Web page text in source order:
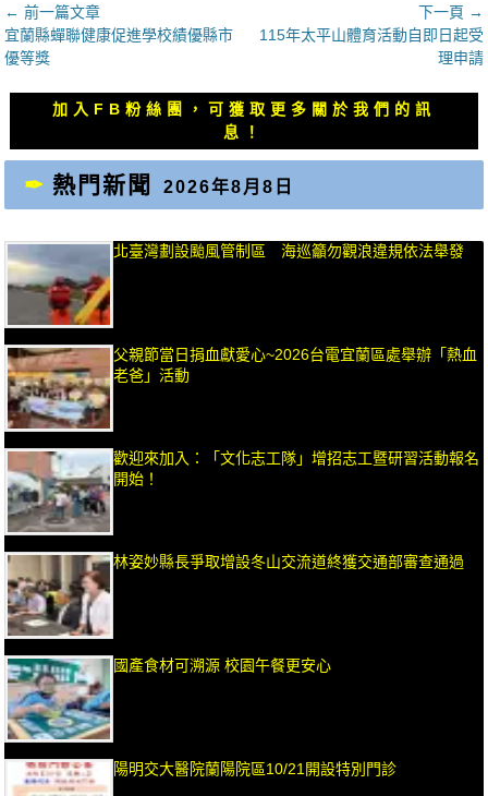
文
章
導
覽
← 前一篇文章
上
一
宜蘭縣蟬聯健康促進學校績優縣市
優等獎
下一頁 →
文
章：
115年太平山體育活動自即日起受
理申請
加入FB粉絲團，可獲取更多關於我們的訊
息！
熱門新聞 2026年8月8日
北臺灣劃設颱風管制區 海巡籲勿觀浪違規依法舉發
父親節當日捐血獻愛心~2026台電宜蘭區處舉辦「熱血
老爸」活動
歡迎來加入：「文化志工隊」增招志工暨研習活動報名
開始！
林姿妙縣長爭取增設冬山交流道終獲交通部審查通過
國產食材可溯源 校園午餐更安心
陽明交大醫院蘭陽院區10/21開設特別門診